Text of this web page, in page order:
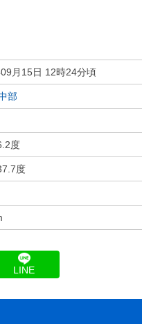
月15日 12時24分頃
部
度
度
LINE